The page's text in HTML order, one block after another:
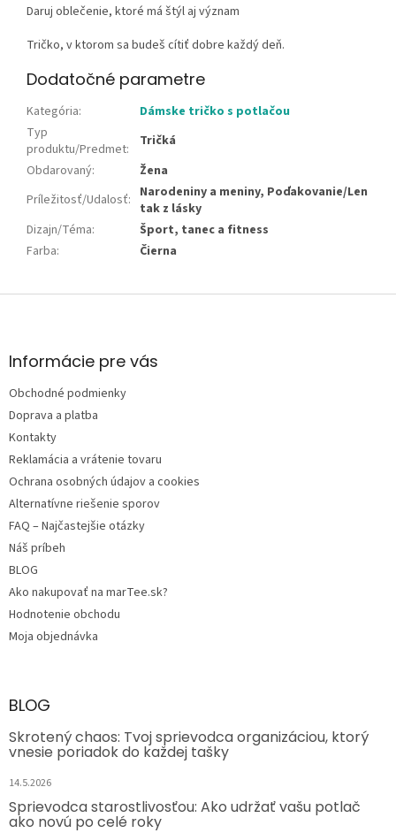
Daruj oblečenie, ktoré má štýl aj význam
Tričko, v ktorom sa budeš cítiť dobre každý deň.
Dodatočné parametre
Kategória:
Dámske tričko s potlačou
Typ
produktu/Predmet:
Tričká
Obdarovaný:
Žena
Príležitosť/Udalosť: Narodeniny a meniny, Poďakovanie/Len
tak z lásky
Dizajn/Téma:
Šport, tanec a fitness
Farba: Čierna
Z
ä
e
Informácie pre vás
Obchodné podmienky
Doprava a platba
Kontakty
Reklamácia a vrátenie tovaru
Ochrana osobných údajov a cookies
Alternatívne riešenie sporov
FAQ – Najčastejšie otázky
Náš príbeh
BLOG
Ako nakupovať na marTee.sk?
Hodnotenie obchodu
Moja objednávka
BLOG
Skrotený chaos: Tvoj sprievodca organizáciou, ktorý
vnesie poriadok do každej tašky
14.5.2026
Sprievodca starostlivosťou: Ako udržať vašu potlač
ako novú po celé roky